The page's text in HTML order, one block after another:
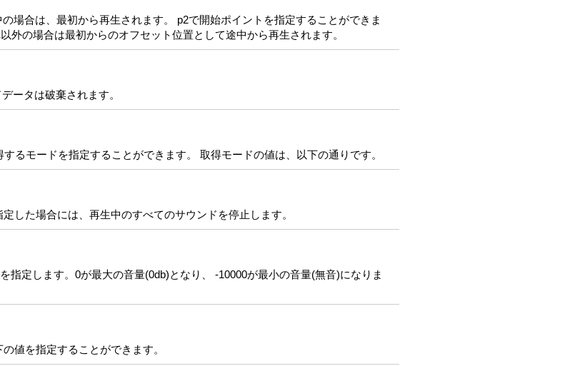
場合は、最初から再生されます。 p2で開始ポイントを指定することができま
の場合は最初からのオフセット位置として途中から再生されます。
ータは破棄されます。
るモードを指定することができます。 取得モードの値は、以下の通りです。
した場合には、再生中のすべてのサウンドを停止します。
定します。0が最大の音量(0db)となり、 -10000が最小の音量(無音)になりま
値を指定することができます。